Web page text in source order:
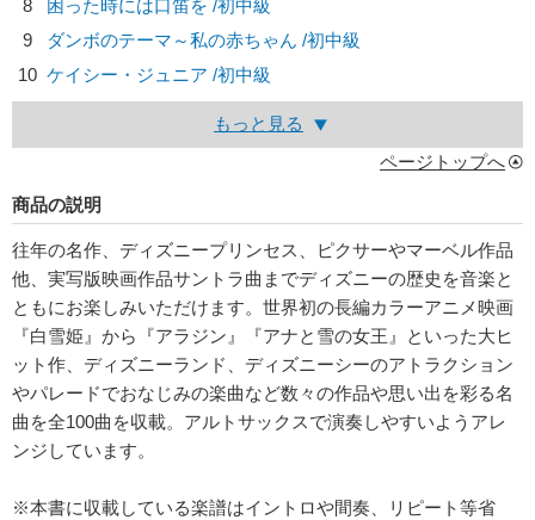
8
困った時には口笛を /初中級
9
ダンボのテーマ～私の赤ちゃん /初中級
10 ケイシー・ジュニア /初中級
もっと見る
ページトップへ
商品の説明
往年の名作、ディズニープリンセス、ピクサーやマーベル作品
他、実写版映画作品サントラ曲までディズニーの歴史を音楽と
ともにお楽しみいただけます。世界初の長編カラーアニメ映画
『白雪姫』から『アラジン』『アナと雪の女王』といった大ヒ
ット作、ディズニーランド、ディズニーシーのアトラクション
やパレードでおなじみの楽曲など数々の作品や思い出を彩る名
曲を全100曲を収載。アルトサックスで演奏しやすいようアレ
ンジしています。
※本書に収載している楽譜はイントロや間奏、リピート等省